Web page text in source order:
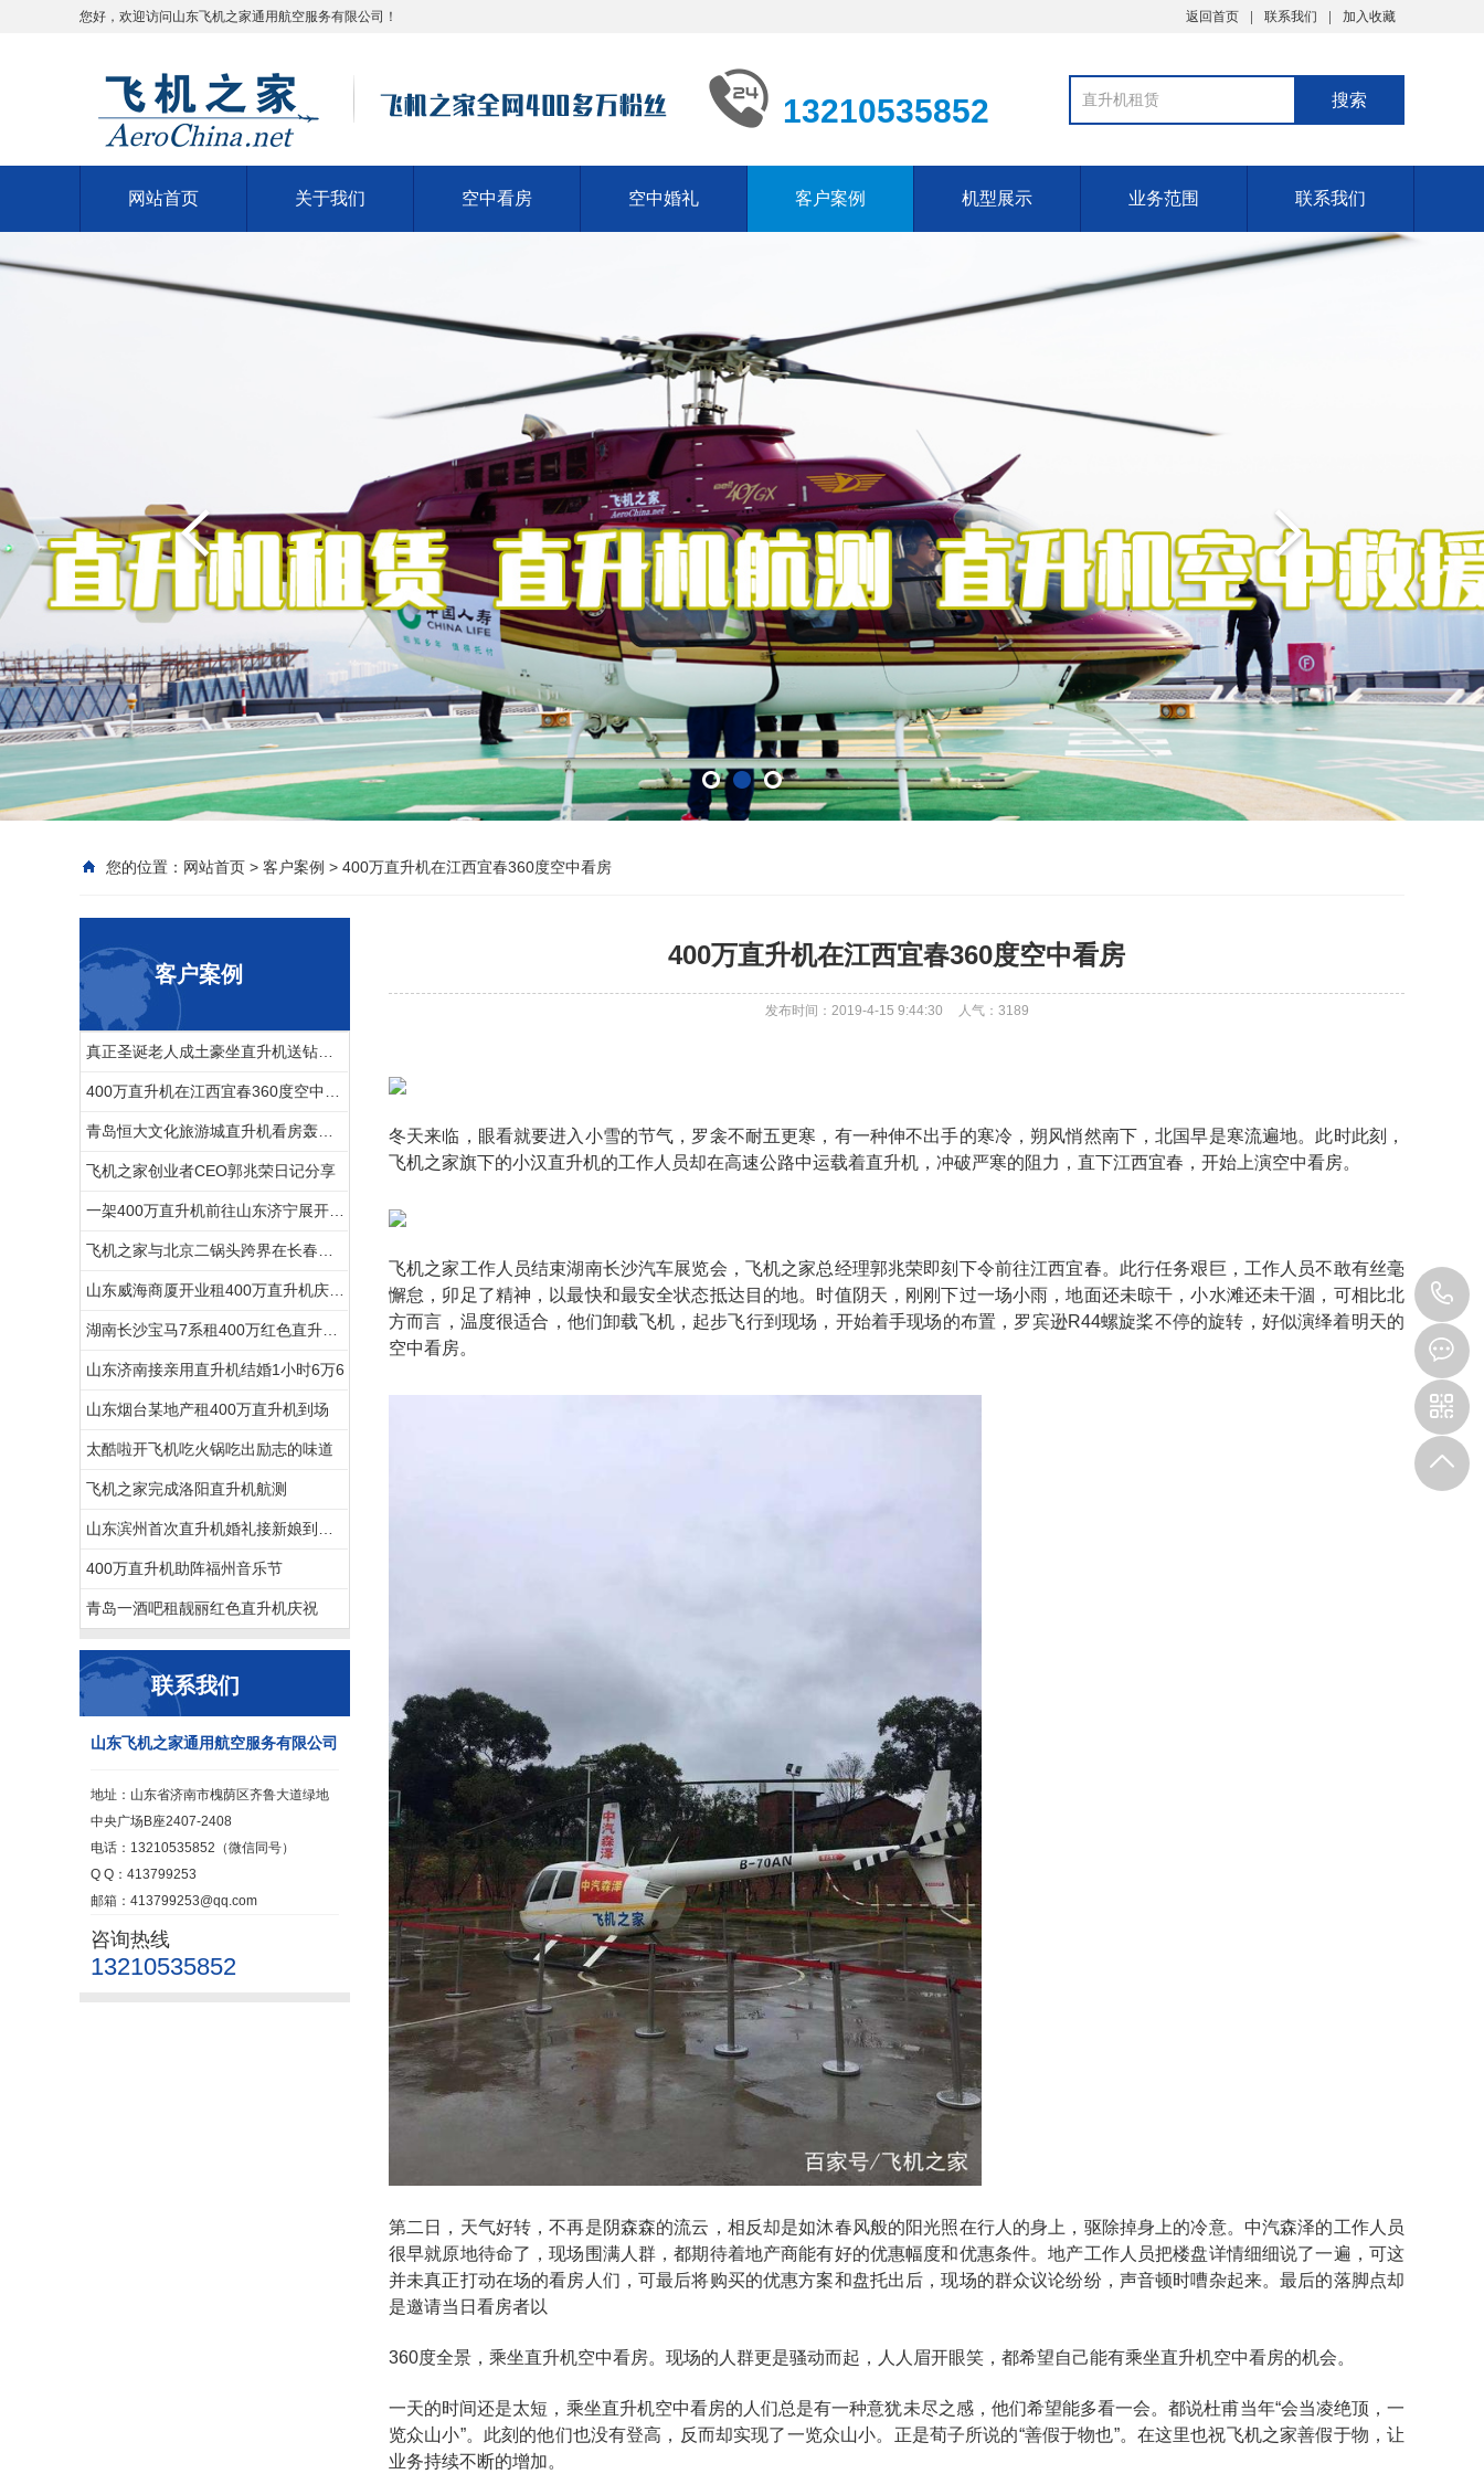
您好，欢迎访问山东飞机之家通用航空服务有限公司！ 返回首页 联系我们 加入收藏
13210535852
网站首页 关于我们 空中看房 空中婚礼 客户案例 机型展示 业务范围 联系我们
您的位置： 网站首页 > 客户案例 > 400万直升机在江西宜春360度空中看房
客户案例
飞机之家创业者CEO郭兆荣日记分享
山东济南接亲用直升机结婚1小时6万6
山东烟台某地产租400万直升机到场
太酷啦开飞机吃火锅吃出励志的味道
飞机之家完成洛阳直升机航测
400万直升机助阵福州音乐节
青岛一酒吧租靓丽红色直升机庆祝
联系我们
山东飞机之家通用航空服务有限公司
地址：山东省济南市槐荫区齐鲁大道绿地
中央广场B座2407-2408
电话：13210535852（微信同号）
Q Q：413799253
邮箱：413799253@qq.com
咨询热线
13210535852
400万直升机在江西宜春360度空中看房
发布时间：2019-4-15 9:44:30 人气： 3189
冬天来临，眼看就要进入小雪的节气，罗衾不耐五更寒，有一种伸不出手的寒冷，朔风悄然南下，北国早是寒流遍地。此时此刻，
飞机之家旗下的小汉直升机的工作人员却在高速公路中运载着直升机，冲破严寒的阻力，直下江西宜春，开始上演空中看房。
飞机之家工作人员结束湖南长沙汽车展览会，飞机之家总经理郭兆荣即刻下令前往江西宜春。此行任务艰巨，工作人员不敢有丝毫
懈怠，卯足了精神，以最快和最安全状态抵达目的地。时值阴天，刚刚下过一场小雨，地面还未晾干，小水滩还未干涸，可相比北
方而言，温度很适合，他们卸载飞机，起步飞行到现场，开始着手现场的布置，罗宾逊R44螺旋桨不停的旋转，好似演绎着明天的
空中看房。
第二日，天气好转，不再是阴森森的流云，相反却是如沐春风般的阳光照在行人的身上，驱除掉身上的冷意。中汽森泽的工作人员
很早就原地待命了，现场围满人群，都期待着地产商能有好的优惠幅度和优惠条件。地产工作人员把楼盘详情细细说了一遍，可这
并未真正打动在场的看房人们，可最后将购买的优惠方案和盘托出后，现场的群众议论纷纷，声音顿时嘈杂起来。最后的落脚点却
是邀请当日看房者以
360度全景，乘坐直升机空中看房。现场的人群更是骚动而起，人人眉开眼笑，都希望自己能有乘坐直升机空中看房的机会。
一天的时间还是太短，乘坐直升机空中看房的人们总是有一种意犹未尽之感，他们希望能多看一会。都说杜甫当年“会当凌绝顶，一
览众山小”。此刻的他们也没有登高，反而却实现了一览众山小。正是荀子所说的“善假于物也”。在这里也祝飞机之家善假于物，让
业务持续不断的增加。